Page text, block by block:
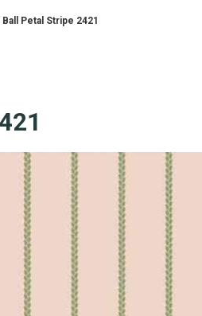
Petal Stripe 2421